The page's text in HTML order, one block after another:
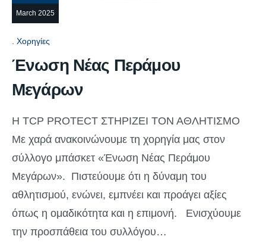
March 2025
Χορηγίες
Ένωση Νέας Περάμου
Μεγάρων
Η TCP PROTECT ΣΤΗΡΙΖΕΙ ΤΟΝ ΑΘΛΗΤΙΣΜΟ
Με χαρά ανακοινώνουμε τη χορηγία μας στον
σύλλογο μπάσκετ «Ένωση Νέας Περάμου
Μεγάρων». Πιστεύουμε ότι η δύναμη του
αθλητισμού, ενώνει, εμπνέει και προάγει αξίες
όπως η ομαδικότητα και η επιμονή. Ενισχύουμε
την προσπάθεια του συλλόγου…